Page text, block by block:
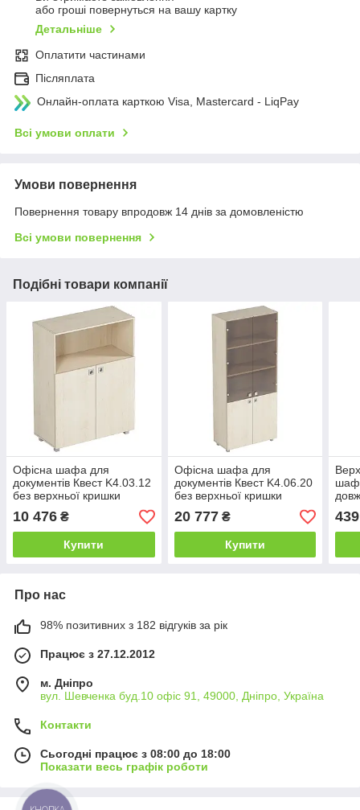
або гроші повернуться на вашу картку
Детальніше
Оплатити частинами
Післяплата
Онлайн-оплата карткою Visa, Mastercard - LiqPay
Всі умови оплати
Умови повернення
Повернення товару впродовж 14 днів за домовленістю
Всі умови повернення
Подібні товари компанії
Офісна шафа для
документів Квест K4.03.12
без верхньої кришки
висота 1160 мм
(MConcept-ТМ)
10 476 ₴
Купити
Офісна шафа для
документів Квест K4.06.20
без верхньої кришки
висота 1978 мм
(MConcept-ТМ)
20 777₴
Купити
шаф
439
Про нас
98% позитивних з 182 відгуків за рік
Працює з 27.12.2012
м. Дніпро
вул. Шевченка буд.10 офіс 91, 49000, Дніпро, Україна
Контакти
Сьогодні працює з 08:00 до 18:00
Показати весь графік роботи